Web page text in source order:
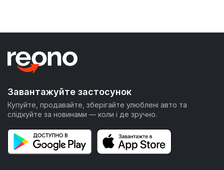
Завантажуйте застосунок
Купуйте, продавайте, зберігайте улюблені авто та
слідкуйте за новинами — коли і де зручно.